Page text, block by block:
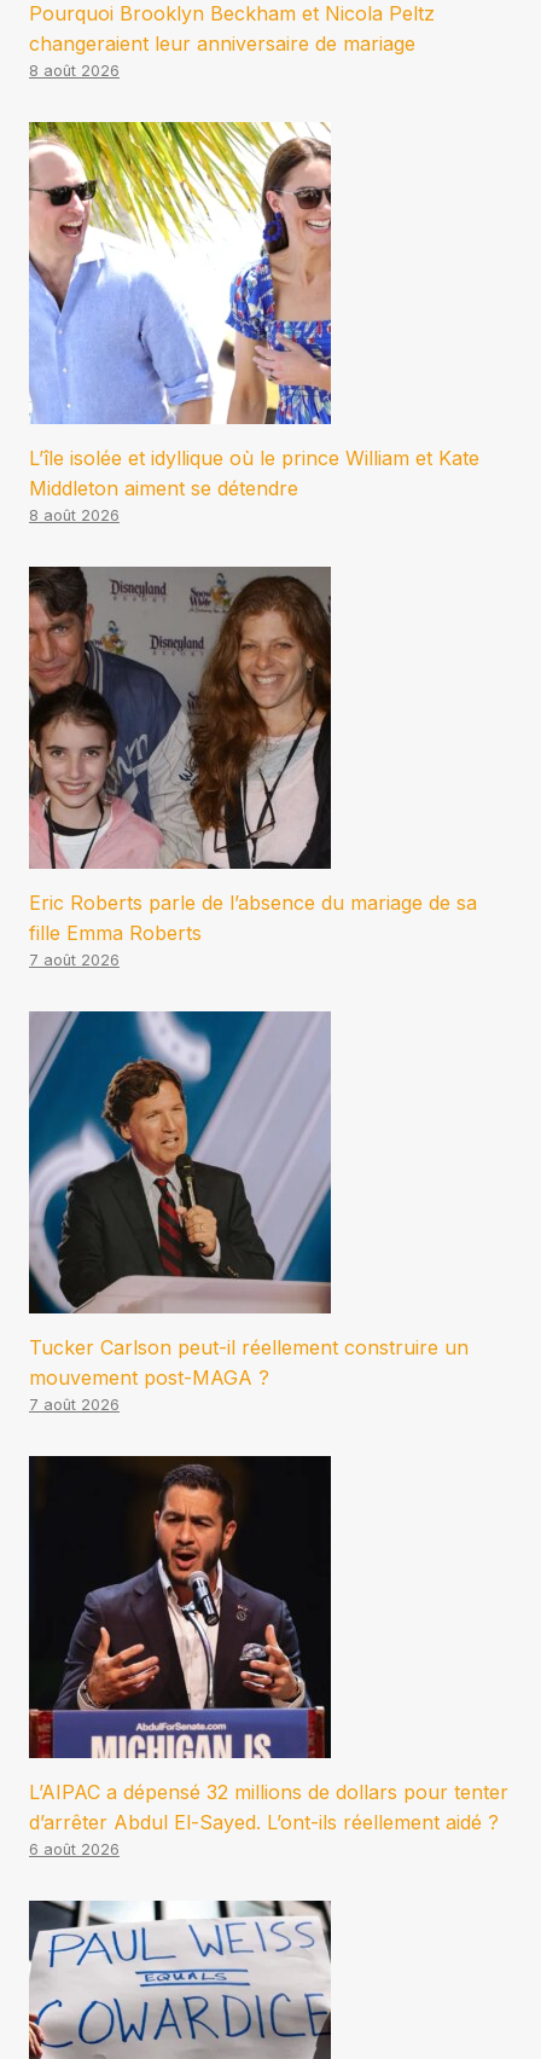
Pourquoi Brooklyn Beckham et Nicola Peltz
changeraient leur anniversaire de mariage
8 août 2026
L’île isolée et idyllique où le prince William et Kate
Middleton aiment se détendre
8 août 2026
Eric Roberts parle de l’absence du mariage de sa
fille Emma Roberts
7 août 2026
Tucker Carlson peut-il réellement construire un
mouvement post-MAGA ?
7 août 2026
L’AIPAC a dépensé 32 millions de dollars pour tenter
d’arrêter Abdul El-Sayed. L’ont-ils réellement aidé ?
6 août 2026